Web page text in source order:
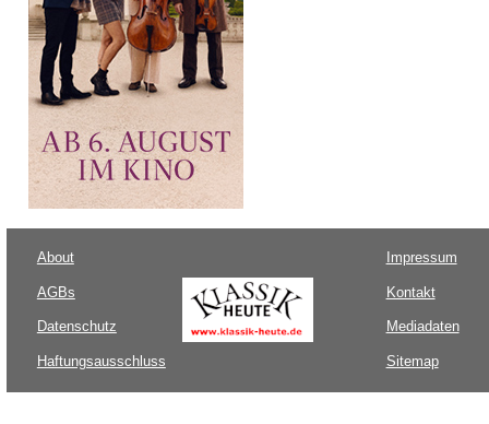
About
AGBs
Datenschutz
Haftungsausschluss
Impressum
Kontakt
Mediadaten
Sitemap